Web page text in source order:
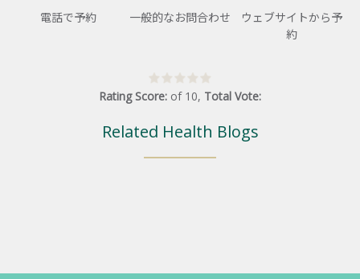
電話で予約 一般的なお問合わせ
ウェブサイトから予
約
Rating Score: of 10, Total Vote:
Related Health Blogs